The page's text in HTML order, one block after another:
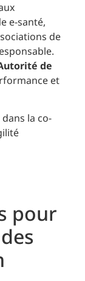
e-santé,
de
de
et
dans la co-
pour